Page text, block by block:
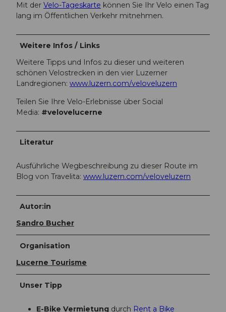
Mit der Velo-Tageskarte können Sie Ihr Velo einen Tag
lang im Öffentlichen Verkehr mitnehmen.
Weitere Infos / Links
Weitere Tipps und Infos zu dieser und weiteren
schönen Velostrecken in den vier Luzerner
Landregionen: www.luzern.com/veloveluzern
Teilen Sie Ihre Velo-Erlebnisse über Social
Media: #velovelucerne
Literatur
Ausführliche Wegbeschreibung zu dieser Route im
Blog von Travelita: www.luzern.com/veloveluzern
Autor:in
Sandro Bucher
Organisation
Lucerne Tourisme
Unser Tipp
E-Bike Vermietung durch Rent a Bike